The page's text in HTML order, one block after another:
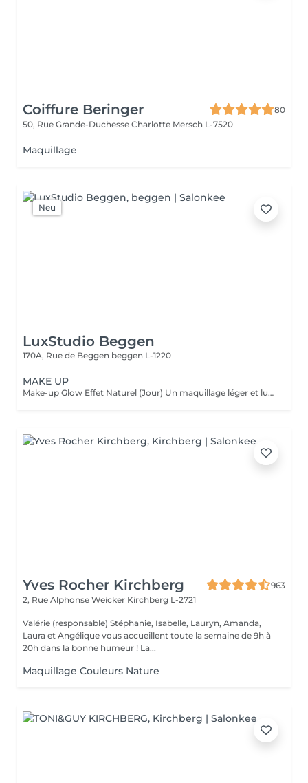
Coiffure Beringer
80
50, Rue Grande-Duchesse Charlotte Mersch L-7520
Maquillage
Neu
LuxStudio Beggen
170A, Rue de Beggen beggen L-1220
MAKE UP
Make-up Glow Effet Naturel (Jour) Un maquillage léger et lumineux qui sublime votre beauté naturelle. Idéal pour la journée, rendez-vous professionnels ou shootings naturels. Teint unifié, regard réveillé, sans surcharge. Frais, discret et élégant. Make-up Glamour Événements & Soirées Un maquillage sophistiqué avec une tenue renforcée, parfait pour fêtes, mariages ou séances photo. Association d'un teint parfait, d'un regard travaillé et de corrections subtiles pour un effet wow qui reste naturel. Élégance, intensité et mise en valeur. Make-up Luxe Haute Définition & Longue Durée Un maquillage professionnel avec préparation complète de la peau, correction des volumes, camouflage des imperfections et mise en lumière des traits. Tenue extrême, idéal pour caméras HD, mariée, ou occasions exigeantes. Finition impeccable, résultat haut de gamme.
Yves Rocher Kirchberg
963
2, Rue Alphonse Weicker Kirchberg L-2721
Valérie (responsable) Stéphanie, Isabelle, Lauryn, Amanda,
Laura et Angélique vous accueillent toute la semaine de 9h à
20h dans la bonne humeur ! La...
Maquillage Couleurs Nature